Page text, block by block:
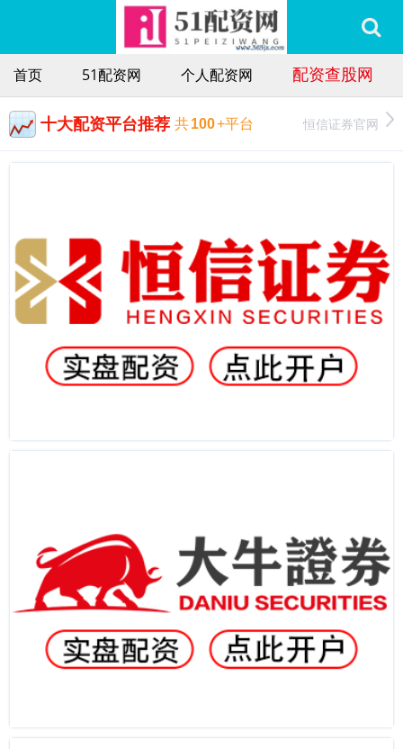
首页 51配资网 个人配资网 配资查股网
十大配资平台推荐 共100+平台 恒信证券官网